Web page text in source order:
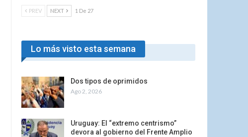
PREV NEXT 1 De 27
Lo más visto esta semana
Dos tipos de oprimidos
Ago 2, 2026
Uruguay: El “extremo centrismo”
devora al gobierno del Frente Amplio